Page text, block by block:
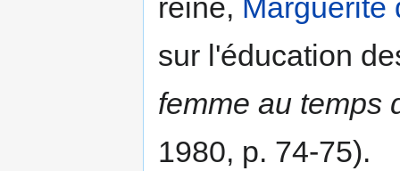
sur l'éducation
femme au temps
1980, p. 74-75).